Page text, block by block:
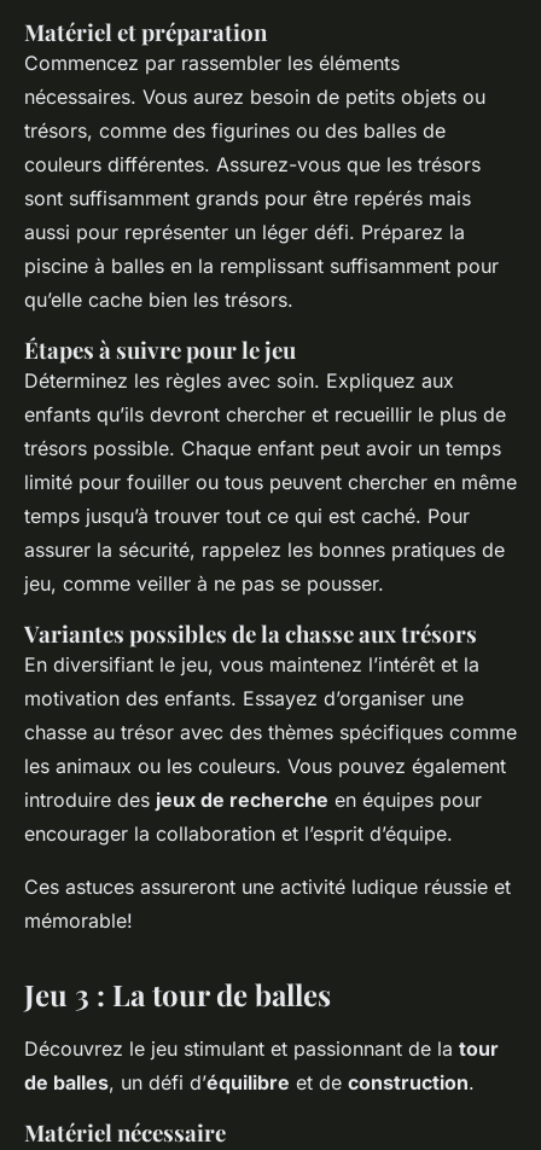
Matériel et préparation
Commencez par rassembler les éléments
nécessaires. Vous aurez besoin de petits objets ou
trésors, comme des figurines ou des balles de
couleurs différentes. Assurez-vous que les trésors
sont suffisamment grands pour être repérés mais
aussi pour représenter un léger défi. Préparez la
piscine à balles en la remplissant suffisamment pour
qu’elle cache bien les trésors.
Étapes à suivre pour le jeu
Déterminez les règles avec soin. Expliquez aux
enfants qu’ils devront chercher et recueillir le plus de
trésors possible. Chaque enfant peut avoir un temps
limité pour fouiller ou tous peuvent chercher en même
temps jusqu’à trouver tout ce qui est caché. Pour
assurer la sécurité, rappelez les bonnes pratiques de
jeu, comme veiller à ne pas se pousser.
Variantes possibles de la chasse aux trésors
En diversifiant le jeu, vous maintenez l’intérêt et la
motivation des enfants. Essayez d’organiser une
chasse au trésor avec des thèmes spécifiques comme
les animaux ou les couleurs. Vous pouvez également
introduire des jeux de recherche en équipes pour
encourager la collaboration et l’esprit d’équipe.
Ces astuces assureront une activité ludique réussie et
mémorable!
Jeu 3 : La tour de balles
Découvrez le jeu stimulant et passionnant de la tour
de balles, un défi d’équilibre et de construction.
Matériel nécessaire